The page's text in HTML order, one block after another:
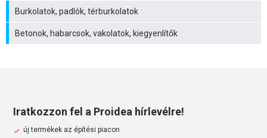
Burkolatok, padlók, térburkolatok
Betonok, habarcsok, vakolatok, kiegyenlítők
Iratkozzon fel a Proidea hírlevélre!
új termékek az építési piacon